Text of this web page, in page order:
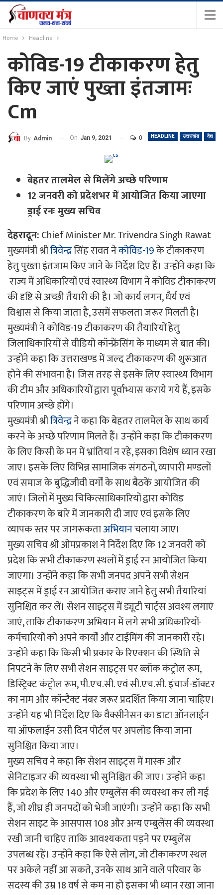
Home Headline
कोविड-19 टीकाकरण हेतु
किए जाएं पुख्ता इंतजामः
Cm
HEADLINE उत्तराखंड देश
By Admin On Jan 9, 2021 0
बेहतर तालमेल से मिलेंगे अच्छे परिणाम
12 जनवरी को प्रदेशभर में आयोजित किया जाएगा
ड्राई रनः मुख्य सचिव
देहरादून:Chief Minister Mr. Trivendra Singh Rawat
मुख्यमंत्री श्रीत्रिवेन्द्रसिंह रावत नेकोविड-19के टीकाकरण
हेतु पुख्ता इंतजाम किए जाने के निर्देश दिए हैं। उन्होंने कहा कि
राज्य में अधिकारियों एवं स्वास्थ्य विभाग ने कोविड टीकाकरण
की दृष्टि से अच्छी तैयारी की है। जो कार्य लगन, धैर्य एवं
विश्वास से किया जाता है, उसमें सफलता जरूर मिलती है।
मुख्यमंत्री ने कोविड-19 टीकाकरण की तैयारियों हेतु
जिलाधिकारियों से वीडियो कॉन्फ्रेंसिंग के माध्यम से बात की।
उन्होंने कहा कि उत्तराखण्ड में जल्द टीकाकरण की शुरूआत
होने की संभावना है। जिस तरह से इसके लिए स्वास्थ्य विभाग
की टीम और अधिकारियों द्वारा पूर्वाभ्यास कराये गये हैं, इसके
परिणाम अच्छे होंगे।
मुख्यमंत्री श्रीत्रिवेन्द्रने कहा कि बेहतर तालमेल के साथ कार्य
करने के अच्छे परिणाम मिलते हैं। उन्होंने कहा कि टीकाकरण
के लिए किसी के मन में भ्रांतियां न रहे, इसका विशेष ध्यान रखा
जाए। इसके लिए विभिन्न सामाजिक संगठनों, व्यापारी मण्डलों
एवं समाज के बुद्धिजीवी वर्गों के साथ बैठकें आयोजित की
जाएं। जिलों में मुख्य चिकित्साधिकारियों द्वारा कोविड
टीकाकरण के बारे में जानकारी दी जाए एवं इसके लिए
व्यापक स्तर पर जागरूकताअभियानचलाया जाए।
मुख्य सचिव श्री ओमप्रकाश ने निर्देश दिए कि 12 जनवरी को
प्रदेश कि सभी टीकाकरण स्थलों में ड्राई रन आयोजित किया
जाएगा। उन्होंने कहा कि सभी जनपद अपने सभी सेशन
साइट्स में ड्राई रन आयोजित कराए जाने हेतु सभी तैयारियां
सुनिश्चित कर लें। सेशन साइट्स में ड्यूटी चार्ट्स अवश्य लगाएं
जाएं, ताकि टीकाकरण अभियान में लगे सभी अधिकारियों-
कर्मचारियों को अपने कार्यों और टाईमिंग की जानकारी रहे।
उन्होंने कहा कि किसी भी प्रकार के रिएक्शन की स्थिति से
निपटने के लिए सभी सेशन साइट्स पर ब्लॉक कंट्रोल रूम,
डिस्ट्रिक्ट कंट्रोल रूम, पी.एच.सी. एवं सी.एच.सी. इंचार्ज-डॉक्टर
का नाम और कॉन्टैक्ट नंबर जरूर प्रदर्शित किया जाना चाहिए।
उन्होंने यह भी निर्देश दिए कि वैक्सीनेसन का डाटा ऑनलाईन
या ऑफलाईन उसी दिन पोर्टल पर अपलोड किया जाना
सुनिश्चित किया जाए।
मुख्य सचिव ने कहा कि सेशन साइट्स में मास्क और
सेनिटाइजर की व्यवस्था भी सुनिश्चित की जाए। उन्होंने कहा
कि प्रदेश के लिए 140 और एम्बुलेंस की व्यवस्था कर ली गई
हैं, जो शीघ्र ही जनपदों को भेजी जाएंगी। उन्होंने कहा कि सभी
सेशन साइट के आसपास 108 और अन्य एम्बुलेंस की व्यवस्था
रखी जानी चाहिए ताकि आवश्यकता पड़ने पर एम्बुलेंस
उपलब्ध रहें। उन्होंने कहा कि ऐसे लोग, जो टीकाकरण स्थल
पर अकेले नहीं आ सकते, उनके साथ आने वाले परिवार के
सदस्य की उम्र 18 वर्ष से कम ना हो इसका भी ध्यान रखा जाना